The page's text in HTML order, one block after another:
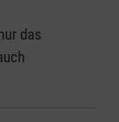
das